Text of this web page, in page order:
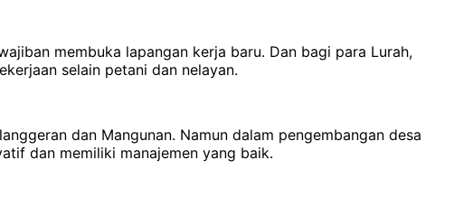
membuka lapangan kerja baru. Dan bagi para Lurah,
selain petani dan nelayan.
dan Mangunan. Namun dalam pengembangan desa
dan memiliki manajemen yang baik.